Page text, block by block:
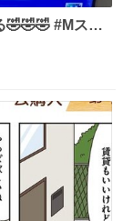
🤣🤣🤣 #Mステ